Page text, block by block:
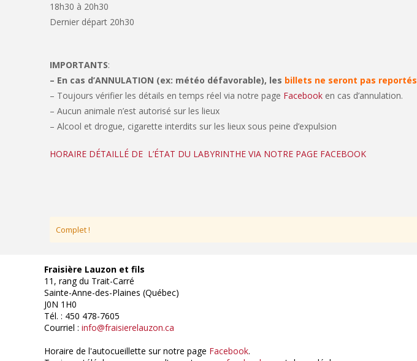
18h30 à 20h30
Dernier départ 20h30
IMPORTANTS:
– En cas d’ANNULATION (ex: météo défavorable), les billets ne seront pas reportés
– Toujours vérifier les détails en temps réel via notre page Facebooken cas d’annulation.
– Aucun animale n’est autorisé sur les lieux
– Alcool et drogue, cigarette interdits sur les lieux sous peine d’expulsion
HORAIRE DÉTAILLÉ DE L’ÉTAT DU LABYRINTHE VIA NOTRE PAGE FACEBOOK
Complet !
Fraisière Lauzon et fils
11, rang du Trait-Carré
Sainte-Anne-des-Plaines (Québec)
J0N 1H0
Tél. : 450 478-7605
Courriel : info@fraisierelauzon.ca
Horaire de l'autocueillette sur notre page Facebook.